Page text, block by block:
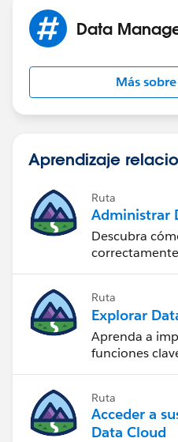
Data
Más
Aprendizaje
Ruta
Administrar
Descubra
Ruta
Explorar
Aprenda a
funciones
Ruta
Acceder a
Data Cloud